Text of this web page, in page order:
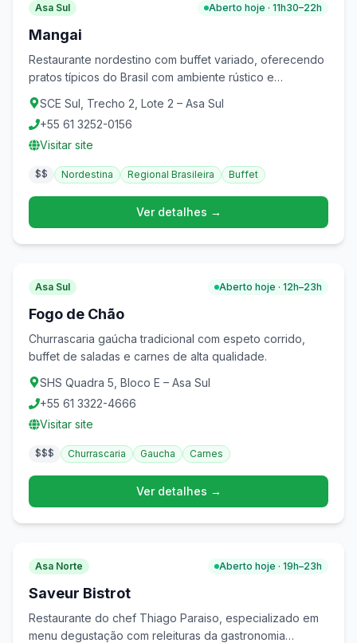
Asa Sul Aberto hoje · 11h30–22h
Mangai
Restaurante nordestino com buffet variado, oferecendo
pratos típicos do Brasil com ambiente rústico e
acolhedor.
SCE Sul, Trecho 2, Lote 2 – Asa Sul
+55 61 3252-0156
Visitar site
$$ Nordestina Regional Brasileira Buffet
Ver detalhes →
Asa Sul Aberto hoje · 12h–23h
Fogo de Chão
Churrascaria gaúcha tradicional com espeto corrido,
buffet de saladas e carnes de alta qualidade.
SHS Quadra 5, Bloco E – Asa Sul
+55 61 3322-4666
Visitar site
$$$ Churrascaria Gaucha Carnes
Ver detalhes →
Asa Norte Aberto hoje · 19h–23h
Saveur Bistrot
Restaurante do chef Thiago Paraiso, especializado em
menu degustação com releituras da gastronomia